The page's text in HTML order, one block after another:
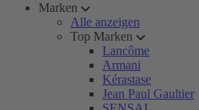
Marken
Alle anzeigen
Top Marken
Lancôme
Armani
Kérastase
Jean Paul Gaultier